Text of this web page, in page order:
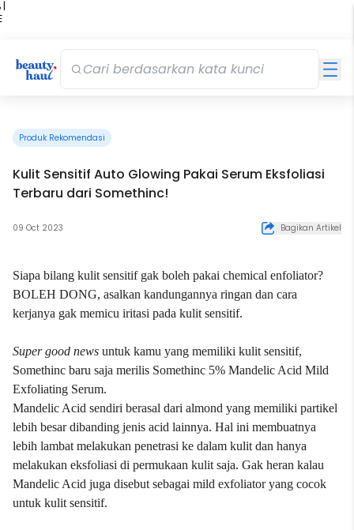
|
Produk Rekomendasi
Kulit Sensitif Auto Glowing Pakai Serum Eksfoliasi
Terbaru dari Somethinc!
09 Oct 2023 Bagikan Artikel
Siapa bilang kulit sensitif gak boleh pakai chemical enfoliator?
BOLEH DONG, asalkan kandungannya ringan dan cara
kerjanya gak memicu iritasi pada kulit sensitif.
Super good news untuk kamu yang memiliki kulit sensitif,
Somethinc baru saja merilis Somethinc 5% Mandelic Acid Mild
Exfoliating Serum.
Mandelic Acid sendiri berasal dari almond yang memiliki partikel
lebih besar dibanding jenis acid lainnya. Hal ini membuatnya
lebih lambat melakukan penetrasi ke dalam kulit dan hanya
melakukan eksfoliasi di permukaan kulit saja. Gak heran kalau
Mandelic Acid juga disebut sebagai mild exfoliator yang cocok
untuk kulit sensitif.